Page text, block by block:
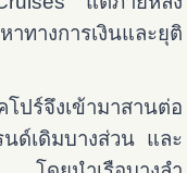
ทางการเงินและยุติ
ปร์จึงเข้ามาสานต่อ
ด์เดิมบางส่วน และ